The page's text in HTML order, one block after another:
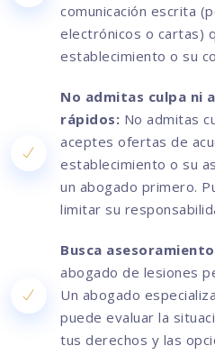
comunicación escrita
electrónicos o cartas)
establecimiento o su
No admitas culpa ni
rápidos: No admitas
aceptes ofertas de
establecimiento o su
un abogado primero.
limitar su
Busca
abogado de lesiones
Un abogado
puede evaluar la
tus derechos y las